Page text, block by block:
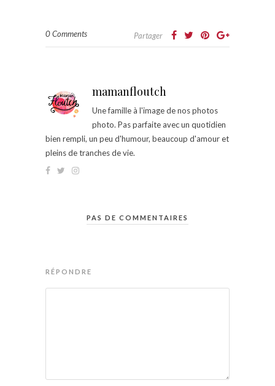
0 Comments Partager
mamanfloutch
Une famille à l'image de nos photos
photo. Pas parfaite avec un quotidien
bien rempli, un peu d'humour, beaucoup d'amour et
pleins de tranches de vie.
PAS DE COMMENTAIRES
RÉPONDRE